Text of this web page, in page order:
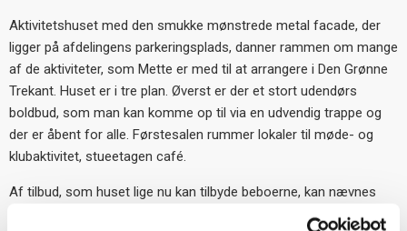
Aktivitetshuset med den smukke mønstrede metal facade, der
ligger på afdelingens parkeringsplads, danner rammen om mange
af de aktiviteter, som Mette er med til at arrangere i Den Grønne
Trekant. Huset er i tre plan. Øverst er der et stort udendørs
boldbud, som man kan komme op til via en udvendig trappe og
der er åbent for alle. Førstesalen rummer lokaler til møde- og
klubaktivitet, stueetagen café.
Af tilbud, som huset lige nu kan tilbyde beboerne, kan nævnes
ugentlig lektiecafe, ugentlig børne- og ungetilbud, åben juridisk